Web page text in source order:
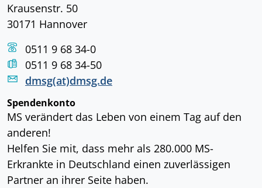
Krausenstr. 50
30171 Hannover
0511 9 68 34-0
0511 9 68 34-50
dmsg(at)dmsg.de
Spendenkonto
MS verändert das Leben von einem Tag auf den
anderen!
Helfen Sie mit, dass mehr als 280.000 MS-
Erkrankte in Deutschland einen zuverlässigen
Partner an ihrer Seite haben.